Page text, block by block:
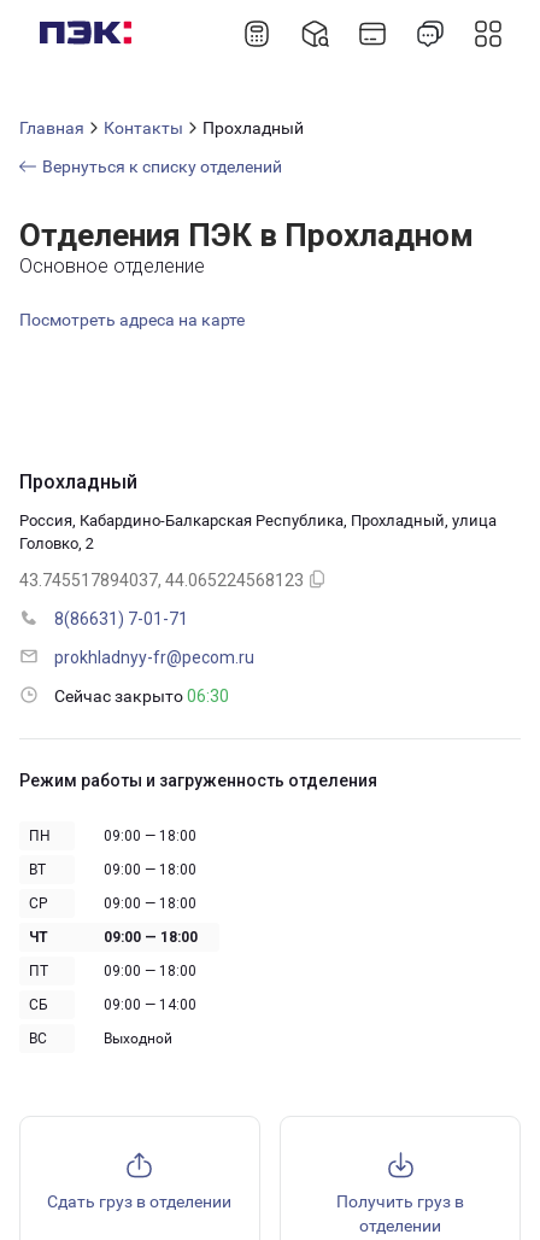
Главная Контакты
Прохладный
Вернуться к списку отделений
Отделения ПЭК в Прохладном
Основное отделение
Посмотреть адреса на карте
Прохладный
Россия, Кабардино-Балкарская Республика, Прохладный, улица
Головко, 2
43.745517894037, 44.065224568123
8(86631) 7-01-71
prokhladnyy-fr@pecom.ru
Сейчас закрыто06:30
Режим работы и загруженность отделения
ПН
09:00 — 18:00
ВТ
09:00 — 18:00
СР
09:00 — 18:00
ЧТ
09:00 — 18:00
ПТ
09:00 — 18:00
СБ
09:00 — 14:00
ВС
Выходной
Сдать груз в отделении
Получить груз в
отделении